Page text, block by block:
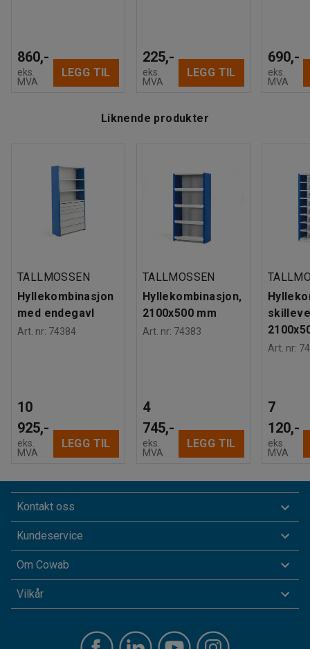
860,-
eks.
MVA
LEGG TIL
225,-
eks.
MVA
LEGG TIL
690,-
eks.
MVA
Liknende produkter
TALLMOSSEN
Hyllekombinasjon
med endegavl
Art. nr: 74384
10
925,-
eks.
MVA
LEGG TIL
TALLMOSSEN
Hyllekombinasjon,
2100x500 mm
Art. nr: 74383
4
745,-
eks.
MVA
LEGG TIL
Art. nr:
7
120,-
eks.
MVA
Kontakt oss
Kundeservice
Om Cowab
Vilkår